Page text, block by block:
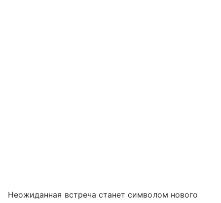
Неожиданная встреча станет символом нового